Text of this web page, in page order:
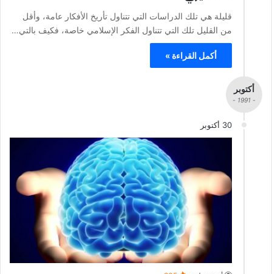
قليلة هي تلك الدراسات التي تتناول تأريخ الأفكار عامة، وأقل
من القليل تلك التي تتناول الفكر الإسلامي خاصة، فكيف بالتي…
أكمل القراءة »
أكتوبر
- 1991 -
30 أكتوبر